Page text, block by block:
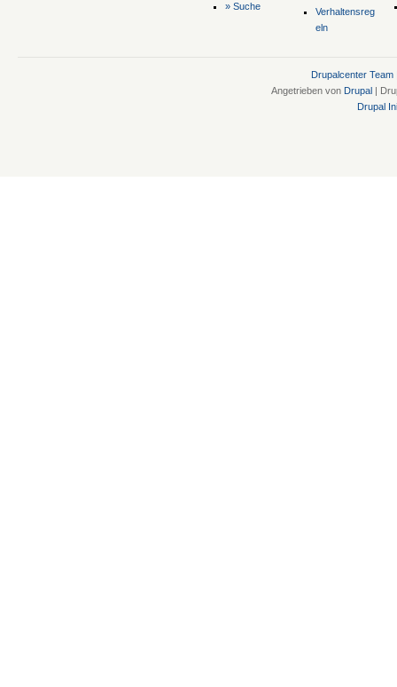
» Suche
Verhaltensreg
eln
Drupalcenter Team
Angetrieben von Drupal |
Drupal